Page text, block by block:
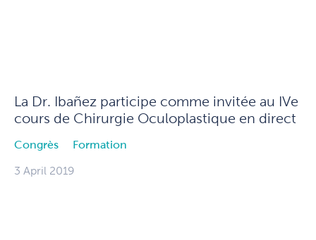
La Dr. Ibañez participe comme invitée au IVe
cours de Chirurgie Oculoplastique en direct
Congrès Formation
3 April 2019